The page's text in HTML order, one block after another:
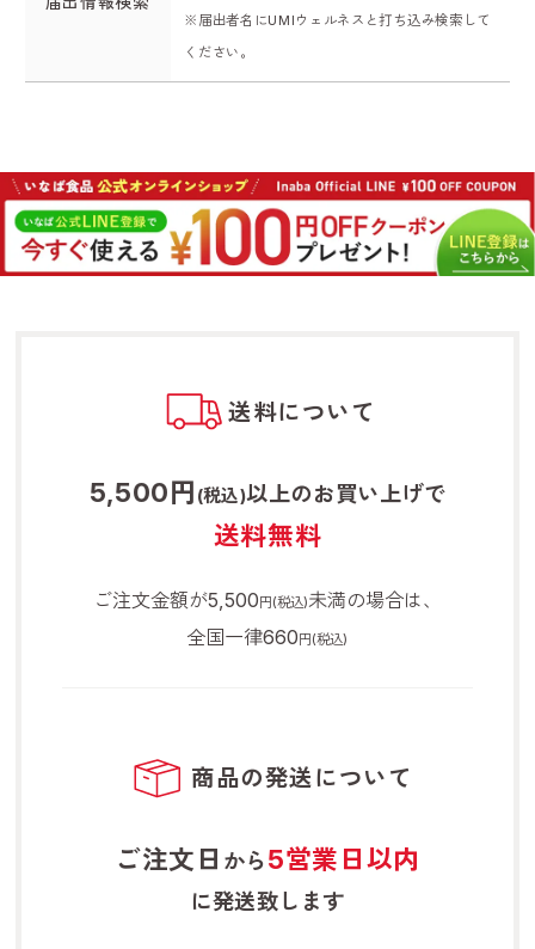
※届出者名にUMIウェルネスと打ち込み検索して
ください。
送料について
5,500円 (税込)以上のお買い上げで
送料無料
ご注文金額が5,500 円(税込)未満の場合は、
全国一律660 円(税込)
商品の発送について
ご注文日 から5営業日以内
に発送致します